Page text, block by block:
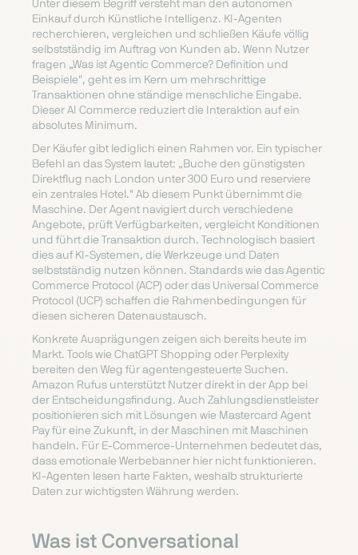
Unter diesem Begriff versteht man den autonomen
Einkauf durch Künstliche Intelligenz. KI-Agenten
recherchieren, vergleichen und schließen Käufe völlig
selbstständig im Auftrag von Kunden ab. Wenn Nutzer
fragen „Was ist Agentic Commerce? Definition und
Beispiele", geht es im Kern um mehrschrittige
Transaktionen ohne ständige menschliche Eingabe.
Dieser AI Commerce reduziert die Interaktion auf ein
absolutes Minimum.
Der Käufer gibt lediglich einen Rahmen vor. Ein typischer
Befehl an das System lautet: „Buche den günstigsten
Direktflug nach London unter 300 Euro und reserviere
ein zentrales Hotel." Ab diesem Punkt übernimmt die
Maschine. Der Agent navigiert durch verschiedene
Angebote, prüft Verfügbarkeiten, vergleicht Konditionen
und führt die Transaktion durch. Technologisch basiert
dies auf KI-Systemen, die Werkzeuge und Daten
selbstständig nutzen können. Standards wie das Agentic
Commerce Protocol (ACP) oder das Universal Commerce
Protocol (UCP) schaffen die Rahmenbedingungen für
diesen sicheren Datenaustausch.
Konkrete Ausprägungen zeigen sich bereits heute im
Markt. Tools wie ChatGPT Shopping oder Perplexity
bereiten den Weg für agentengesteuerte Suchen.
Amazon Rufus unterstützt Nutzer direkt in der App bei
der Entscheidungsfindung. Auch Zahlungsdienstleister
positionieren sich mit Lösungen wie Mastercard Agent
Pay für eine Zukunft, in der Maschinen mit Maschinen
handeln. Für E-Commerce-Unternehmen bedeutet das,
dass emotionale Werbebanner hier nicht funktionieren.
KI-Agenten lesen harte Fakten, weshalb strukturierte
Daten zur wichtigsten Währung werden.
Was ist Conversational